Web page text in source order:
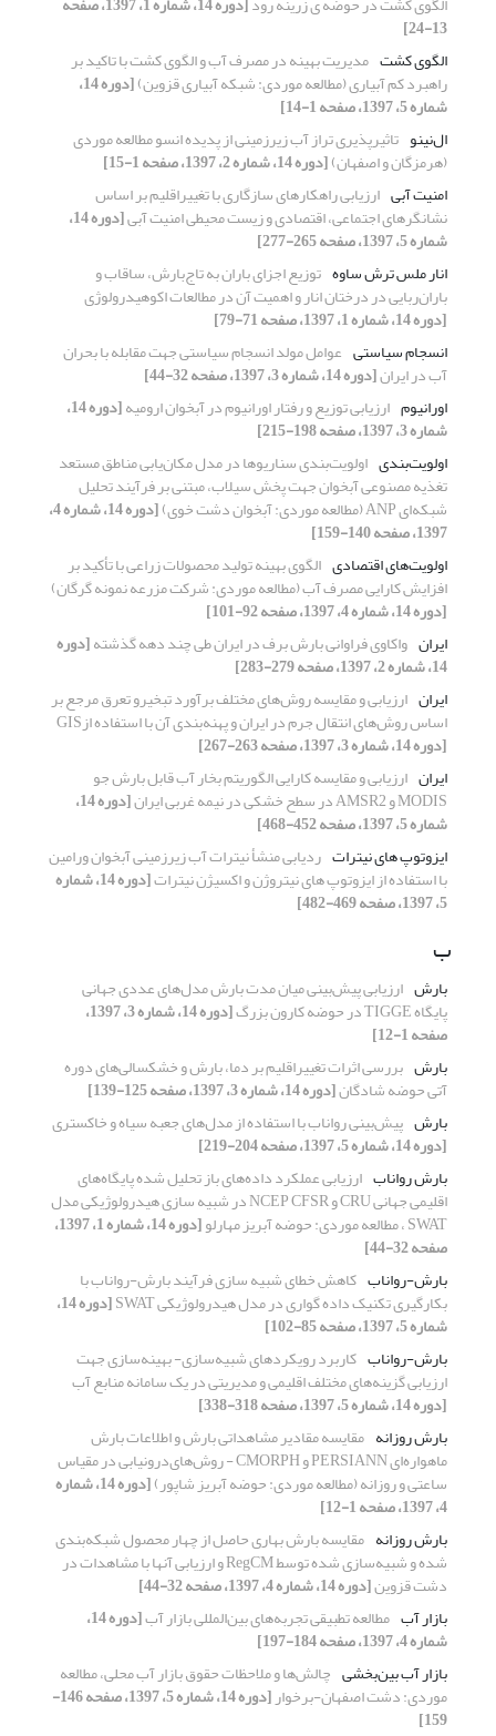
13-24]
الگوی کشت مدیریت بهینه در مصرف آب و الگوی کشت با تاکید بر
راهبرد کم آبیاری (مطالعه موردی: شبکه آبیاری قزوین) [دوره 14،
شماره 5، 1397، صفحه 1-14]
ال‌نینو تاثیرپذیری تراز آب زیرزمینی از پدیده انسو مطالعه موردی
(هرمزگان و اصفهان)[دوره 14، شماره 2، 1397، صفحه 1-15]
امنیت آبی ارزیابی راهکارهای سازگاری با تغییراقلیم بر اساس
نشانگرهای اجتماعی، اقتصادی و زیست محیطی امنیت آبی [دوره 14،
شماره 5، 1397، صفحه 265-277]
انار ملس ترش ساوه توزیع اجزای باران به تاج‌بارش، ساقاب و
باران‌ربایی در درختان انار و اهمیت آن در مطالعات اکوهیدرولوژی
[دوره 14، شماره 1، 1397، صفحه 71-79]
انسجام سیاستی عوامل مولد انسجام سیاستی جهت مقابله با بحران
آب در ایران[دوره 14، شماره 3، 1397، صفحه 32-44]
اورانیوم ارزیابی توزیع و رفتار اورانیوم در آبخوان ارومیه [دوره 14،
شماره 3، 1397، صفحه 198-215]
اولویت‌بندی اولویت‌بندی سناریوها در مدل مکان‌یابی مناطق مستعد
تغذیه مصنوعی آبخوان جهت پخش سیلاب، مبتنی بر فرآیند تحلیل
شبکه‌ای ANP (مطالعه موردی: آبخوان دشت خوی) [دوره 14، شماره 4،
1397، صفحه 140-159]
اولویت‌های اقتصادی الگوی بهینه تولید محصولات زراعی با تأکید بر
افزایش کارایی مصرف آب (مطالعه موردی: شرکت مزرعه نمونه گرگان)
[دوره 14، شماره 4، 1397، صفحه 92-101]
ایران واکاوی فراوانی بارش برف در ایران طی چند دهه گذشته[دوره
14، شماره 2، 1397، صفحه 279-283]
ایران ارزیابی و مقایسه روش‌های مختلف برآورد تبخیرو تعرق مرجع بر
اساس روش‌های انتقال جرم در ایران و پهنه‌بندی آن با استفاده ازGIS
[دوره 14، شماره 3، 1397، صفحه 263-267]
ایران ارزیابی و مقایسه کارایی الگوریتم بخار آب قابل بارش جو
MODIS و AMSR2 در سطح خشکی در نیمه غربی ایران [دوره 14،
شماره 5، 1397، صفحه 452-468]
ایزوتوپ های نیترات ردیابی منشأ نیترات آب زیرزمینی آبخوان ورامین
با استفاده از ایزوتوپ های نیتروژن و اکسیژن نیترات [دوره 14، شماره
5، 1397، صفحه 469-482]
ب
بارش ارزیابی پیش‌بینی میان مدت بارش مدل‌های عددی جهانی
پایگاه TIGGE در حوضه کارون بزرگ [دوره 14، شماره 3، 1397،
صفحه 1-12]
بارش بررسی اثرات تغییراقلیم بر دما، بارش و خشکسالی‌های دوره
آتی حوضه شادگان[دوره 14، شماره 3، 1397، صفحه 125-139]
بارش پیش‌بینی رواناب با استفاده از مدل‌های جعبه سیاه و خاکستری
[دوره 14، شماره 5، 1397، صفحه 204-219]
بارش رواناب ارزیابی عملکرد داده‌های باز تحلیل شده پایگاه‌های
اقلیمی جهانی CRU و NCEP CFSR در شبیه سازی‌ هیدرولوژیکی مدل
SWAT ، مطالعه موردی: حوضه آبریز مهارلو [دوره 14، شماره 1، 1397،
صفحه 32-44]
بارش-رواناب کاهش خطای شبیه سازی فرآیند بارش-رواناب با
بکارگیری تکنیک داده گواری در مدل هیدرولوژیکی SWAT [دوره 14،
شماره 5، 1397، صفحه 85-102]
بارش-رواناب کاربرد رویکردهای شبیه‌سازی- بهینه‌سازی جهت
ارزیابی گزینه‌های مختلف اقلیمی و مدیریتی در یک سامانه منابع آب
[دوره 14، شماره 5، 1397، صفحه 318-338]
بارش روزانه مقایسه مقادیر مشاهداتی بارش و اطلاعات بارش
ماهواره‌ای PERSIANN و CMORPH - روش‌های‌درونیابی در مقیاس
ساعتی و روزانه (مطالعه موردی: حوضه آبریز شاپور) [دوره 14، شماره
4، 1397، صفحه 1-12]
بارش روزانه مقایسه بارش بهاری حاصل از چهار محصول شبکه‌بندی
شده و شبیه‌سازی شده توسط RegCM و ارزیابی آنها با مشاهدات در
دشت قزوین[دوره 14، شماره 4، 1397، صفحه 32-44]
بازار آب مطالعه تطبیقی تجربه‌های بین‌المللی بازار آب [دوره 14،
شماره 4، 1397، صفحه 184-197]
بازار آب بین‌بخشی چالش‌ها و ملاحظات حقوق بازار آب محلی، مطالعه
موردی: دشت اصفهان-برخوار [دوره 14، شماره 5، 1397، صفحه 146-
159]